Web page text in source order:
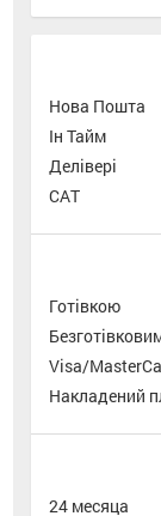
Нова Пошта
Ін Тайм
Делівері
САТ
Готівкою
Visa/
Накладений
24 месяца